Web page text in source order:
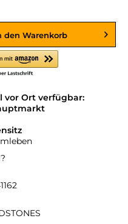
den Warenkorb
vor Ort verfügbar: